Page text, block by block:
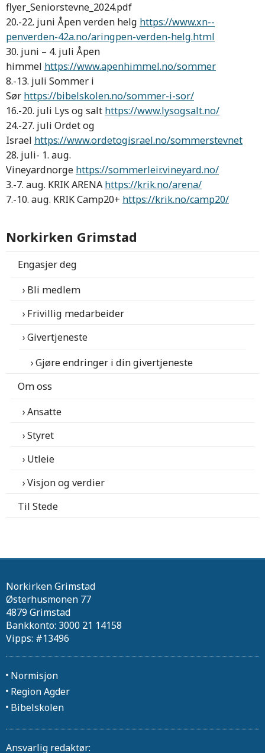
flyer_Seniorstevne_2024.pdf
20.-22. juni Åpen verden helg https://www.xn--
penverden-42a.no/aringpen-verden-helg.html
30. juni – 4. juli Åpen
himmel https://www.apenhimmel.no/sommer
8.-13. juli Sommer i
Sør https://bibelskolen.no/sommer-i-sor/
16.-20. juli Lys og salt https://www.lysogsalt.no/
24.-27. juli Ordet og
Israel https://www.ordetogisrael.no/sommerstevnet
28. juli- 1. aug.
Vineyardnorge https://sommerleir.vineyard.no/
3.-7. aug. KRIK ARENAhttps://krik.no/arena/
7.-10. aug. KRIK Camp20+ https://krik.no/camp20/
Norkirken Grimstad
Engasjer deg
Bli medlem
Frivillig medarbeider
Givertjeneste
Gjøre endringer i din givertjeneste
Om oss
Ansatte
Styret
Utleie
Visjon og verdier
Til Stede
Norkirken Grimstad
Østerhusmonen 77
4879 Grimstad
Bankkonto: 3000 21 14158
Vipps: #13496
Normisjon
Region Agder
Bibelskolen
Ansvarlig redaktør: